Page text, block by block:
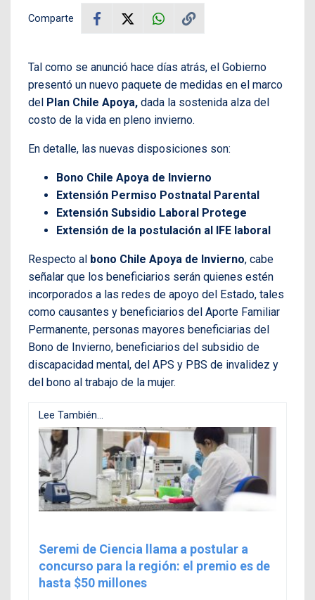
Comparte
Tal como se anunció hace días atrás, el Gobierno
presentó un nuevo paquete de medidas en el marco
del Plan Chile Apoya, dada la sostenida alza del
costo de la vida en pleno invierno.
En detalle, las nuevas disposiciones son:
Bono Chile Apoya de Invierno
Extensión Permiso Postnatal Parental
Extensión Subsidio Laboral Protege
Extensión de la postulación al IFE laboral
Respecto al bono Chile Apoya de Invierno, cabe
señalar que los beneficiarios serán quienes estén
incorporados a las redes de apoyo del Estado, tales
como causantes y beneficiarios del Aporte Familiar
Permanente, personas mayores beneficiarias del
Bono de Invierno, beneficiarios del subsidio de
discapacidad mental, del APS y PBS de invalidez y
del bono al trabajo de la mujer.
Lee También...
Seremi de Ciencia llama a postular a
concurso para la región: el premio es de
hasta $50 millones